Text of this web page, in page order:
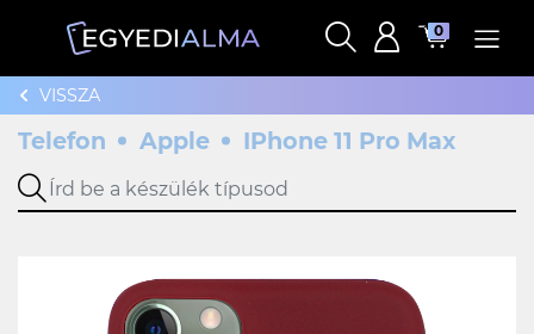
0
VISSZA
Telefon Apple IPhone 11 Pro Max